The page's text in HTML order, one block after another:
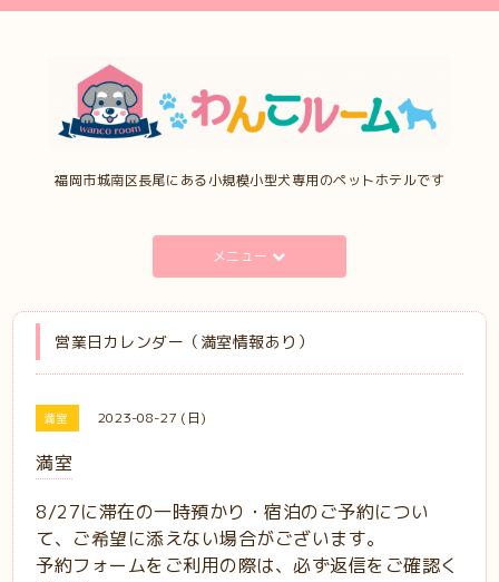
福岡市城南区長尾にある小規模小型犬専用のペットホテルです
メニュー
営業日カレンダー（満室情報あり）
満室 2023-08-27 (日)
満室
8/27に滞在の一時預かり・宿泊のご予約につい
て、ご希望に添えない場合がございます。
予約フォームをご利用の際は、必ず返信をご確認く